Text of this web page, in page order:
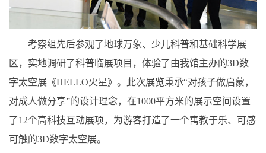
考察组先后参观了地球万象、少儿科普和基础科学展
区，实地调研了科普临展项目，体验了由我馆主办的3D数
字太空展《HELLO火星》。此次展览秉承“对孩子做启蒙，
对成人做分享”的设计理念，在1000平方米的展示空间设置
了12个高科技互动展项，为游客打造了一个寓教于乐、可感
可触的3D数字太空展。